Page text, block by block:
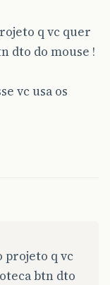
q vc quer
dto do mouse !
vc usa os
projeto q vc
btn dto